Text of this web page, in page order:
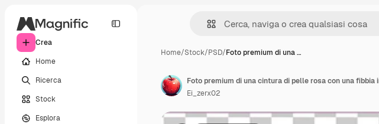
Crea
Home
Ricerca
Stock
Esplora
Home/Stock/PSD/Foto premium di una …
Ei_zerx02